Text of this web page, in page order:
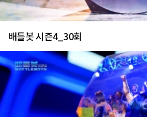
배틀봇 시즌4_30회